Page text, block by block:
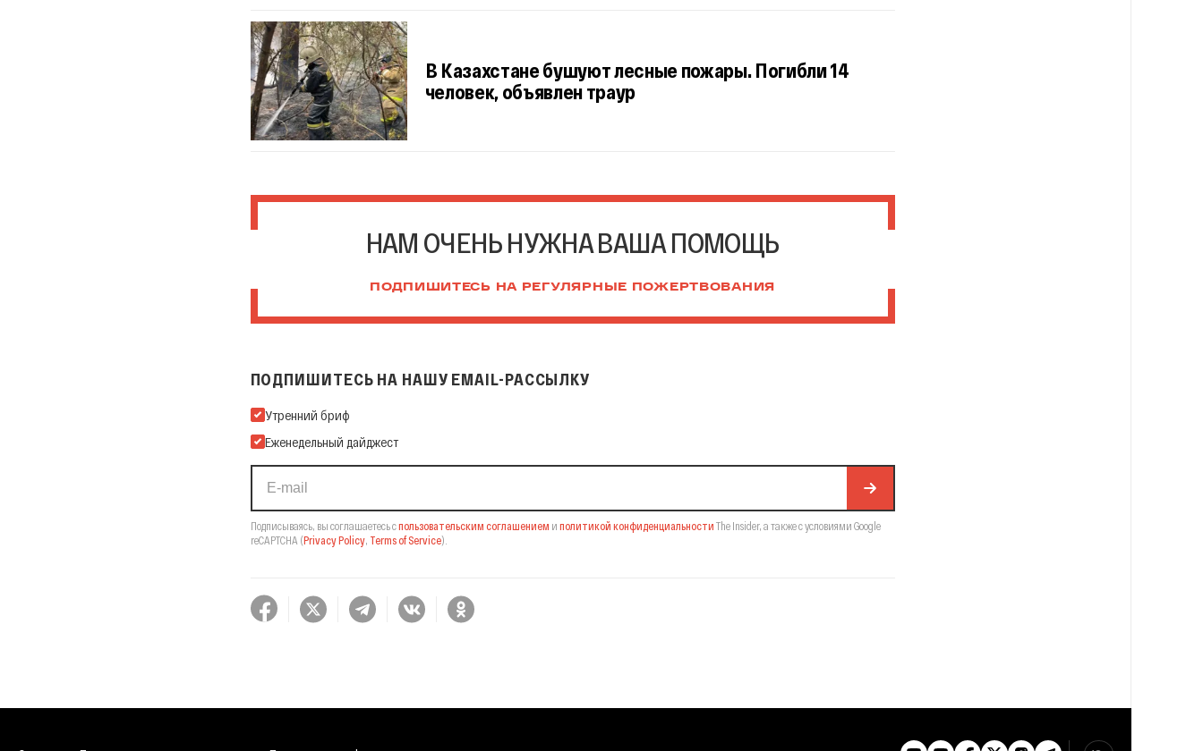
В Казахстане бушуют лесные пожары. Погибли 14
человек, объявлен траур
НАМ ОЧЕНЬ НУЖНА ВАША ПОМОЩЬ
ПОДПИШИТЕСЬ НА РЕГУЛЯРНЫЕ ПОЖЕРТВОВАНИЯ
ПОДПИШИТЕСЬ НА НАШУ EMAIL-РАССЫЛКУ
Подпишитесь на нашу Email-рассылку
Утренний бриф
Еженедельный дайджест
Подписываясь, вы соглашаетесь спользовательским соглашением и политикой конфиденциальности The Insider, а также с условиями Google
reCAPTCHA (Privacy Policy, Terms of Service).